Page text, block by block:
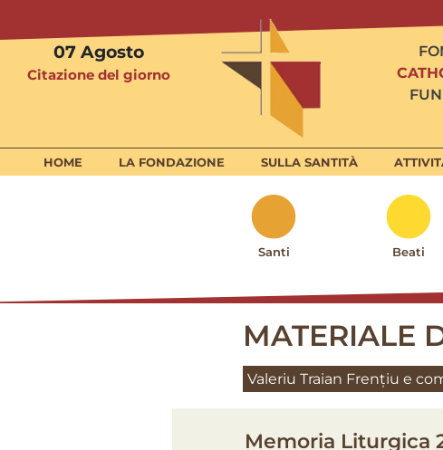
07 Agosto
Citazione del giorno
HOME LA FONDAZIONE SULLA SANTITÀ
Santi Beati
MATERIALE
Valeriu Traian Frențiu e
Memoria Liturgica